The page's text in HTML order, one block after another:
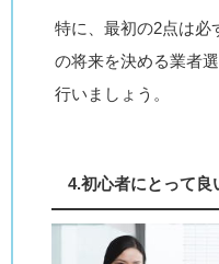
特に、最初の2点は必
の将来を決める業者
行いましょう。
4.初心者にとって良